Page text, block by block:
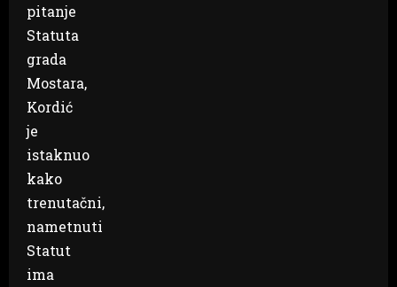
pitanje
Statuta
grada
Mostara,
Kordić
je
istaknuo
kako
trenutačni,
nametnuti
Statut
ima